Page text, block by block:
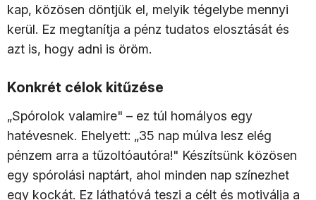
kap, közösen döntjük el, melyik tégelybe mennyi
kerül. Ez megtanítja a pénz tudatos elosztását és
azt is, hogy adni is öröm.
Konkrét célok kitűzése
„Spórolok valamire" – ez túl homályos egy
hatévesnek. Ehelyett: „35 nap múlva lesz elég
pénzem arra a tűzoltóautóra!" Készítsünk közösen
egy spórolási naptárt, ahol minden nap színezhet
egy kockát. Ez láthatóvá teszi a célt és motiválja a